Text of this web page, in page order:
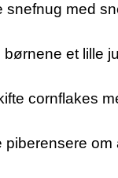
snefnug med
børnene et lille
cornflakes
piberensere